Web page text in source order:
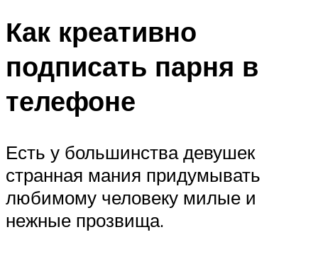
Как креативно
подписать парня в
телефоне
Есть у большинства девушек
странная мания придумывать
любимому человеку милые и
нежные прозвища.